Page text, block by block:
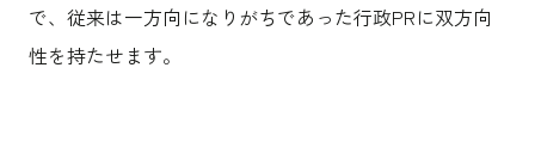
で、従来は一方向になりがちであった行政PRに双方向
性を持たせます。